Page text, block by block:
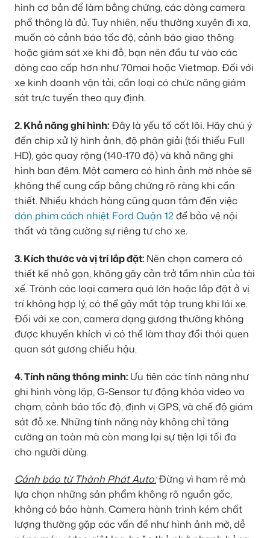
hình cơ bản để làm bằng chứng, các dòng camera
phổ thông là đủ. Tuy nhiên, nếu thường xuyên đi xa,
muốn có cảnh báo tốc độ, cảnh báo giao thông
hoặc giám sát xe khi đỗ, bạn nên đầu tư vào các
dòng cao cấp hơn như 70mai hoặc Vietmap. Đối với
xe kinh doanh vận tải, cần loại có chức năng giám
sát trực tuyến theo quy định.
2. Khả năng ghi hình:Đây là yếu tố cốt lõi. Hãy chú ý
đến chip xử lý hình ảnh, độ phân giải (tối thiểu Full
HD), góc quay rộng (140-170 độ) và khả năng ghi
hình ban đêm. Một camera có hình ảnh mờ nhòe sẽ
không thể cung cấp bằng chứng rõ ràng khi cần
thiết. Nhiều khách hàng cũng quan tâm đến việc
dán phim cách nhiệt Ford Quận 12để bảo vệ nội
thất và tăng cường sự riêng tư cho xe.
3. Kích thước và vị trí lắp đặt: Nên chọn camera có
thiết kế nhỏ gọn, không gây cản trở tầm nhìn của tài
xế. Tránh các loại camera quá lớn hoặc lắp đặt ở vị
trí không hợp lý, có thể gây mất tập trung khi lái xe.
Đối với xe con, camera dạng gương thường không
được khuyến khích vì có thể làm thay đổi thói quen
quan sát gương chiếu hậu.
4. Tính năng thông minh: Ưu tiên các tính năng như
ghi hình vòng lặp, G-Sensor tự động khóa video va
chạm, cảnh báo tốc độ, định vị GPS, và chế độ giám
sát đỗ xe. Những tính năng này không chỉ tăng
cường an toàn mà còn mang lại sự tiện lợi tối đa
cho người dùng.
Cảnh báo từ Thành Phát Auto:Đừng vì ham rẻ mà
lựa chọn những sản phẩm không rõ nguồn gốc,
không có bảo hành. Camera hành trình kém chất
lượng thường gặp các vấn đề như hình ảnh mờ, dễ